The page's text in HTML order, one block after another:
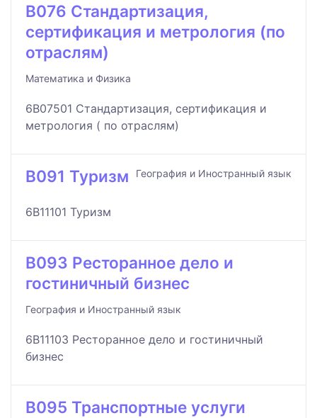
B076 Стандартизация,
сертификация и метрология (по
отраслям)
Математика и Физика
6B07501 Стандартизация, сертификация и
метрология ( по отраслям)
B091 Туризм География и Иностранный язык
6B11101 Туризм
B093 Ресторанное дело и
гостиничный бизнес
География и Иностранный язык
6B11103 Ресторанное дело и гостиничный
бизнес
B095 Транспортные услуги